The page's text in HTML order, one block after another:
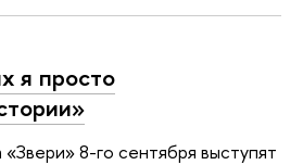
я просто
«Звери» 8-го сентября выступят